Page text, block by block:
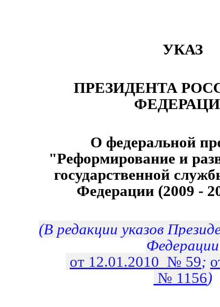
УКАЗ
ПРЕЗИДЕНТА
О федеральной
"Реформирование и
государственной
Федерации (2009 -
(В редакции указов
Федерации
от 12.01.2010 № 59;
№ 1156)